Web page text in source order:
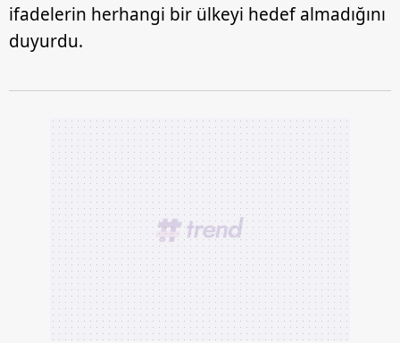
ifadelerin herhangi bir ülkeyi hedef almadığını
duyurdu.